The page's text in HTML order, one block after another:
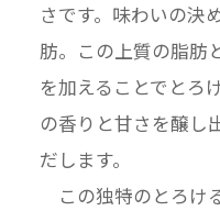
さです。味わいの決
肪。この上質の脂肪
を加えることでとろ
の香りと甘さを醸し
だします。
この独特のとろけ